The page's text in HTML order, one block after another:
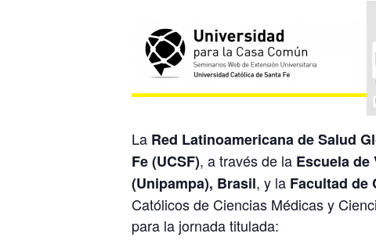
La Red Latinoamericana de Salud
Fe (UCSF), a través de la Escuela de
(Unipampa), Brasil, y la Facultad de
Católicos de Ciencias Médicas y
para la jornada titulada: